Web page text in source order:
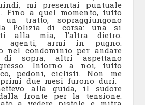
mi presentai puntuale
Fino a quel momento, tutto
tratto, sopraggiungono
Polizia di corsa: una si
alla mia, l’altra dietro.
agenti, armi in pugno.
nel condominio per andare
sopra, altri aspettano
Intorno a noi, tutto
pedoni, ciclisti. Non me
primi due mesi furono duri.
alla guida, il sudore
fronte per la tensione.